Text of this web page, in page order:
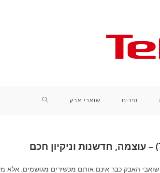
סירים שואבי אבק TOGGLE
שואבי האבק כבר אינם אותם מכשירים מגושמים, אלא